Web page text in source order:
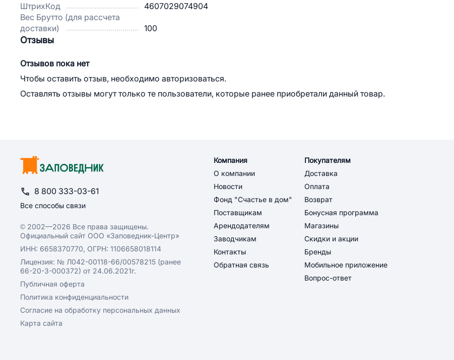
ШтрихКод
4607029074904
Вес Брутто (для рассчета
доставки)
100
Отзывы
Отзывов пока нет
Чтобы оставить отзыв, необходимо авторизоваться.
Оставлять отзывы могут только те пользователи, которые ранее приобретали данный товар.
8 800 333-03-61
Все способы связи
© 2002—2026 Все права защищены.
Официальный сайт ООО «Заповедник-Центр»
ИНН: 6658370770, ОГРН: 1106658018114
Лицензия: № Л042-00118-66/00578215 (ранее
66-20-3-000372) от 24.06.2021г.
Публичная оферта
Политика конфиденциальности
Согласие на обработку персональных данных
Карта сайта
Компания
О компании
Новости
Фонд "Счастье в дом"
Поставщикам
Арендодателям
Заводчикам
Контакты
Обратная связь
Покупателям
Доставка
Оплата
Возврат
Бонусная программа
Магазины
Скидки и акции
Бренды
Мобильное приложение
Вопрос-ответ